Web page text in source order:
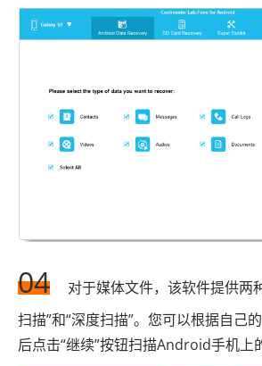
04
对于媒体文件，该软件提供两
扫描”和“深度扫描”。您可以根据自己
后点击“继续”按钮扫描Android手机上